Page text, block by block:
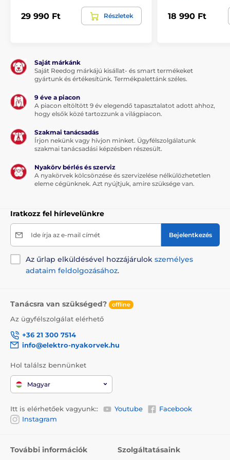
Megjegyzés: A kép csak illusztráció.
A termék a következő kategóriákba sorolt
Ugatás elleni nyakörvek
Hangjelzéses Víz alá meríthető
29 990 Ft Részletek 18 990 Ft
Saját márkánk
Saját Reedog márkájú kisállat- és smart termékeket
gyártunk és értékesítünk. Termékpalettánk széles.
9 éve a piacon
A piacon eltöltött 9 év elegendő tapasztalatot adott ahhoz,
hogy elsők közé tartozzunk a világpiacon.
Szakmai tanácsadás
Írjon nekünk vagy hívjon minket. Ügyfélszolgálatunk
szakmai tanácsadási képzésben részesült.
Nyakörv bérlés és szerviz
A nyakörvek kölcsönzése és szervizelése nélkülözhetetlen
eleme cégünknek. Azt nyújtjuk, amire szüksége van.
Iratkozz fel hírlevelünkre
Ide írja az e-mail címét Bejelentkezés
Az űrlap elküldésével hozzájárulok személyes
adataim feldolgozásához.
Tanácsra van szükséged? offline
Az ügyfélszolgálat elérhető
+36 21 300 7514
info@elektro-nyakorvek.hu
Hol találsz bennünket
Magyar
Itt is elérhetőek vagyunk:: Youtube
Facebook
Instagram
További információk Szolgáltatásaink